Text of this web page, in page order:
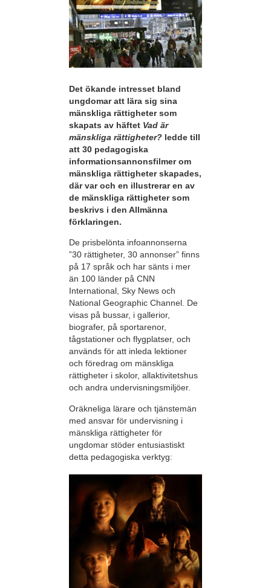
Det ökande intresset bland
ungdomar att lära sig sina
mänskliga rättigheter som
skapats av häftet Vad är
mänskliga rättigheter? ledde till
att 30 pedagogiska
informationsannonsfilmer om
mänskliga rättigheter skapades,
där var och en illustrerar en av
de mänskliga rättigheter som
beskrivs i den Allmänna
förklaringen.
De prisbelönta infoannonserna
”30 rättigheter, 30 annonser” finns
på 17 språk och har sänts i mer
än 100 länder på CNN
International, Sky News och
National Geographic Channel. De
visas på bussar, i gallerior,
biografer, på sportarenor,
tågstationer och flygplatser, och
används för att inleda lektioner
och föredrag om mänskliga
rättigheter i skolor, allaktivitetshus
och andra undervisningsmiljöer.
Oräkneliga lärare och tjänstemän
med ansvar för undervisning i
mänskliga rättigheter för
ungdomar stöder entusiastiskt
detta pedagogiska verktyg: